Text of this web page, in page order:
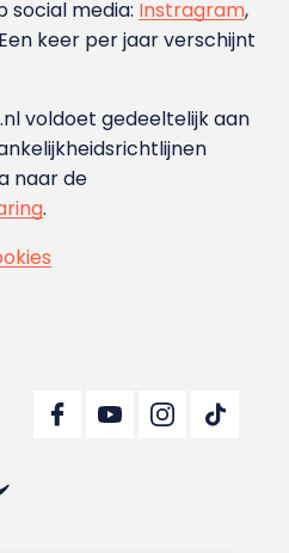
social media: Instragram,
keer per jaar verschijnt
voldoet gedeeltelijk aan
naar de
.